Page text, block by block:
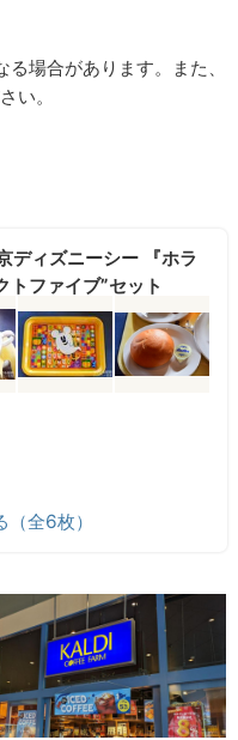
場合があります。また、
い。
ディズニーシー 『ホラ
トファイブ”セット
全6枚）